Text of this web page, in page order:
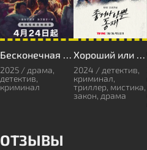
2025 / драма,
детектив,
криминал
2024 / детектив,
криминал,
триллер, мистика,
закон, драма
ОТЗЫВЫ